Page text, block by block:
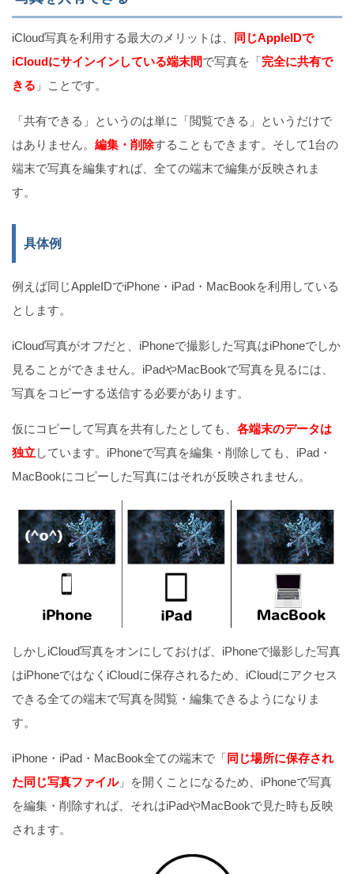
iCloud写真を利用する最大のメリットは、
同じAppleIDで
iCloudにサインインしている端末間で写真を「完全に共有で
きる 」ことです。
「共有できる」というのは単に「閲覧できる」というだけで
はありません。 編集・削除することもできます。そして1台の
端末で写真を編集すれば、全ての端末で編集が反映されま
す。
具体例
例えば同じAppleIDでiPhone・iPad・MacBookを利用している
とします。
iCloud写真がオフだと、iPhoneで撮影した写真はiPhoneでしか
見ることができません。iPadやMacBookで写真を見るには、
写真をコピーする送信する必要があります。
仮にコピーして写真を共有したとしても、 各端末のデータは
独立しています。iPhoneで写真を編集・削除しても、iPad・
MacBookにコピーした写真にはそれが反映されません。
しかしiCloud写真をオンにしておけば、iPhoneで撮影した写真
はiPhoneではなくiCloudに保存されるため、iCloudにアクセス
できる全ての端末で写真を閲覧・編集できるようになりま
す。
iPhone・iPad・MacBook全ての端末で「 同じ場所に保存され
た同じ写真ファイル」を開くことになるため、iPhoneで写真
を編集・削除すれば、それはiPadやMacBookで見た時も反映
されます。